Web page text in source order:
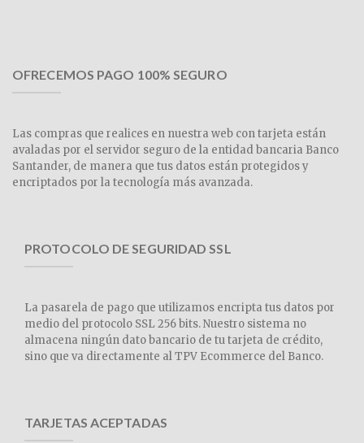
OFRECEMOS PAGO 100% SEGURO
Las compras que realices en nuestra web con tarjeta están
avaladas por el servidor seguro de la entidad bancaria Banco
Santander, de manera que tus datos están protegidos y
encriptados por la tecnología más avanzada.
PROTOCOLO DE SEGURIDAD SSL
La pasarela de pago que utilizamos encripta tus datos por
medio del protocolo SSL 256 bits. Nuestro sistema no
almacena ningún dato bancario de tu tarjeta de crédito,
sino que va directamente al TPV Ecommerce del Banco.
TARJETAS ACEPTADAS